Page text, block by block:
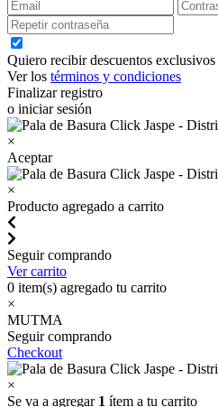
Quiero recibir descuentos
Ver los términos y condiciones
Finalizar registro
o iniciar sesión
×
Aceptar
×
Producto agregado a carrito
Seguir comprando
Ver carrito
0 item(s) agregado tu carrito
×
MUTMA
Seguir comprando
Checkout
×
Se va a agregar 1 ítem a tu carrito